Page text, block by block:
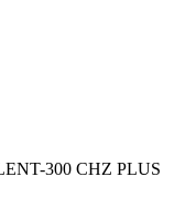
300 CHZ PLUS